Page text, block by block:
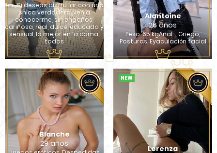
en , Si deseas disfrutar con una
chica verdadera, ven a
conocerme, sin engaños,
cariñosa, real, dulce, educada y
sensual, la mejor en la cama,
todos
Alantoine
26 años
Peso: 65 kgAnal - Griego,
Posturas, Eyaculación facial
Blanche
29 años
NEW
Lorenza